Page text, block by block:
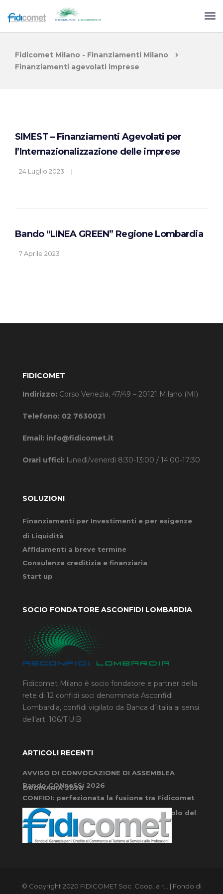
Fidicomet Milano - Finanziamenti Milano
Finanziamenti agevolati imprese
SIMEST – Finanziamenti Agevolati per
l’Internazionalizzazione delle imprese
24 Luglio 2023
Bando “LINEA GREEN” Regione Lombardia
7 Aprile 2023
FIDICOMET
Indirizzo: Corso Venezia, 47/49 – 20121 Milano (MI)
Telefono: 02 7630021
Email: info@fidicomet.it
Orari uffici: lunedì/venerdì 8:30-13:00 / 14:00-17:30
SOLUZIONI
Finanziamenti per Investimenti e per esigenze
di Liquidità
Affidamenti a breve termine
Consulenza creditizia e finanziaria
Start up
SOCIO FONDATORE ASCONFIDI LOMBARDIA
Fidicomet Milano è socio fondatore e partner della
rete di 12 confidi soci denominata Asconfidi
Lombardia, confidi vigilato da Banca d’Italia ai sensi
dell’art. 106/T.U.B.
ARTICOLI RECENTI
AVVISO DI CONVOCAZIONE DI ASSEMBLEA
ORDINARIA 2026
Bando CONneSSi 2026
CONFIDI: perfezionata la fusione tra Fidicomet
e AscomFidi Cremona: nasce un nuovo polo del
credito per le micro e PMI cremonesi
© Copyright 2020 FIDICOMET Soc. Coop. a r.l. | Fondo di